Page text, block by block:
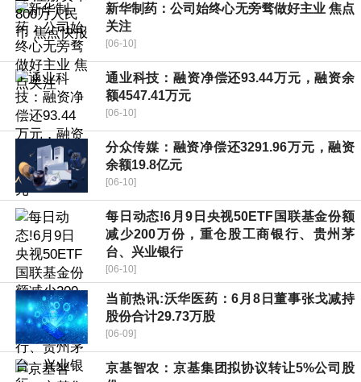
新华制药：公司始终心无旁骛做好主业 焦点
关注
[06-10]
通业科技：融资净偿还93.44万元，融资余
额4547.41万元
[06-10]
分众传媒：融资净偿还3291.96万元，融资
余额19.8亿元
[06-10]
每日动态!6月9日央视50ETF国联基金份额
减少200万份，重仓股工商银行、贵州茅
台、兴业银行
[06-10]
当前热讯:沃华医药：6月8日董事张戈减持
股份合计29.73万股
[06-09]
京基智农：京基集团拟协议转让5%公司股